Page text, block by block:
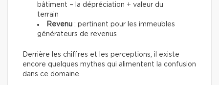
bâtiment – la dépréciation + valeur du
terrain
Revenu : pertinent pour les immeubles
générateurs de revenus
Derrière les chiffres et les perceptions, il existe
encore quelques mythes qui alimentent la confusion
dans ce domaine.